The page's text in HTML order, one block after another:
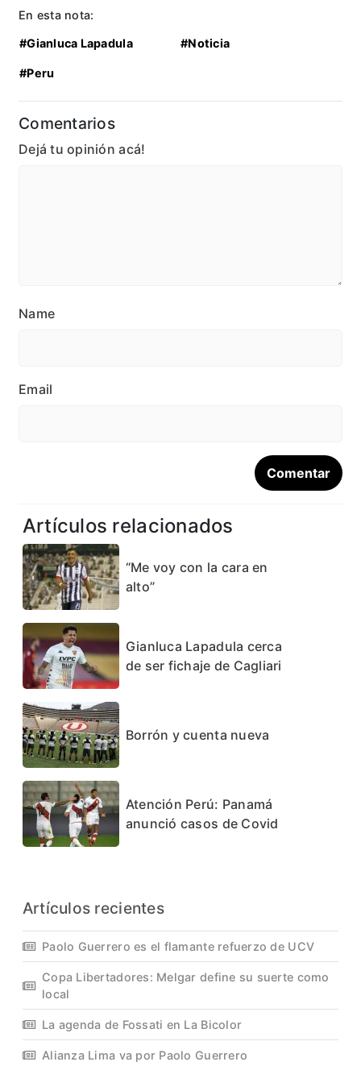
En esta nota:
#Gianluca Lapadula #Noticia
#Peru
Comentarios
Dejá tu opinión acá!
Name
Email
Artículos relacionados
“Me voy con la cara en
alto”
Gianluca Lapadula cerca
de ser fichaje de Cagliari
Borrón y cuenta nueva
Atención Perú: Panamá
anunció casos de Covid
Artículos recientes
Paolo Guerrero es el flamante refuerzo de UCV
Copa Libertadores: Melgar define su suerte como
local
La agenda de Fossati en La Bicolor
Alianza Lima va por Paolo Guerrero